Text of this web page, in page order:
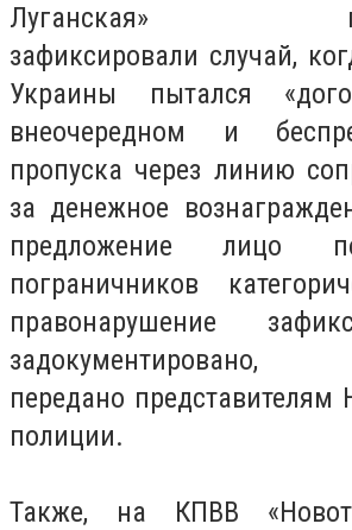
Луганская»
зафиксировали случай,
Украины пытался
внеочередном и
пропуска через линию
за денежное
предложение лицо
пограничников
правонарушение
задокументировано,
передано представителям
полиции.
Также, на КПВВ